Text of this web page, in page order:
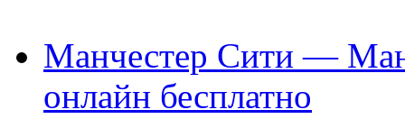
Манчестер Сити —
онлайн бесплатно